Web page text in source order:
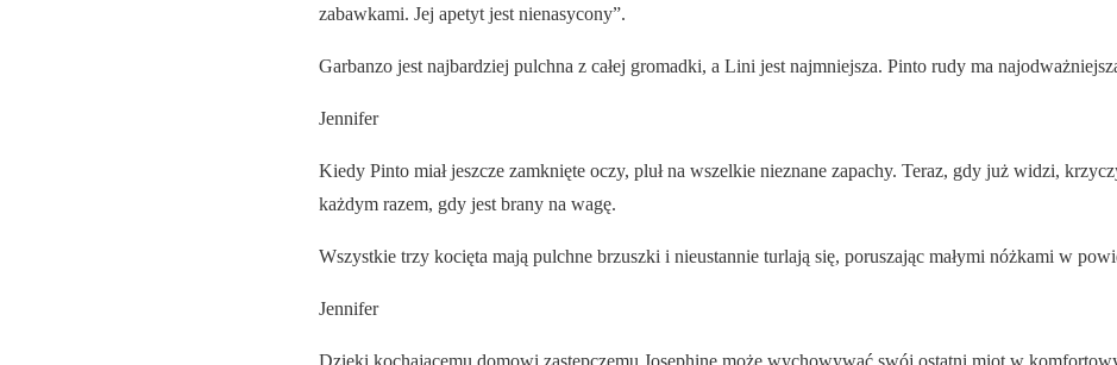
zabawkami. Jej apetyt jest nienasycony”.
Garbanzo jest najbardziej pulchna z całej gromadki, a Lini jest najmniejsza. Pinto rudy ma
Jennifer
Kiedy Pinto miał jeszcze zamknięte oczy, pluł na wszelkie nieznane zapachy. Teraz, gdy już widzi,
każdym razem, gdy jest brany na wagę.
Wszystkie trzy kocięta mają pulchne brzuszki i nieustannie turlają się, poruszając małymi nóżkami w
Jennifer
Dzięki kochającemu domowi zastępczemu Josephine może wychowywać swój ostatni miot w